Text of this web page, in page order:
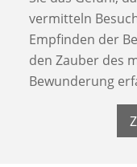
vermitteln
Empfinden der
den Zauber des
Bewunderung